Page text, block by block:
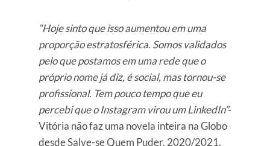
“Hoje sinto que isso aumentou em uma
proporção estratosférica. Somos validados
pelo que postamos em uma rede que o
próprio nome já diz, é social, mas tornou-se
profissional. Tem pouco tempo que eu
percebi que o Instagram virou um LinkedIn”-
Vitória não faz uma novela inteira na Globo
desde Salve-se Quem Puder, 2020/2021.